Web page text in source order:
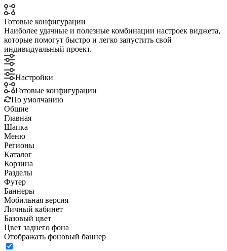
Готовые конфигурации
Наиболее удачные и полезные комбинации настроек виджета,
которые помогут быстро и легко запустить свой
индивидуальный проект.
Настройки
Готовые конфигурации
По умолчанию
Общие
Главная
Шапка
Меню
Регионы
Каталог
Корзина
Разделы
Футер
Баннеры
Мобильная версия
Личный кабинет
Базовый цвет
Цвет заднего фона
Отображать фоновый баннер